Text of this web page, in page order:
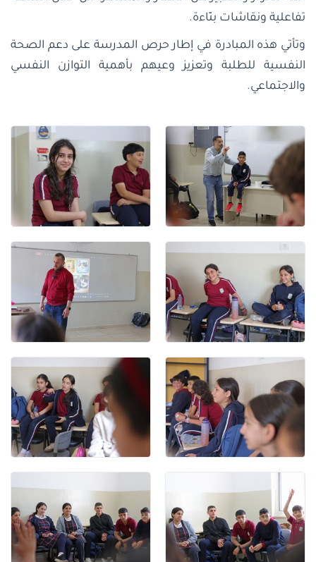
تفاعلية ونقاشات بنّاءة.
وتأتي هذه المبادرة في إطار حرص المدرسة على دعم الصحة
النفسية للطلبة وتعزيز وعيهم بأهمية التوازن النفسي
والاجتماعي.